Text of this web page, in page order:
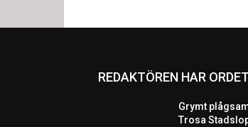
REDAKTÖREN HAR ORDET
Grymt
Trosa